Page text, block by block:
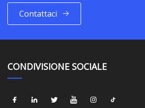
Contattaci
CONDIVISIONE SOCIALE